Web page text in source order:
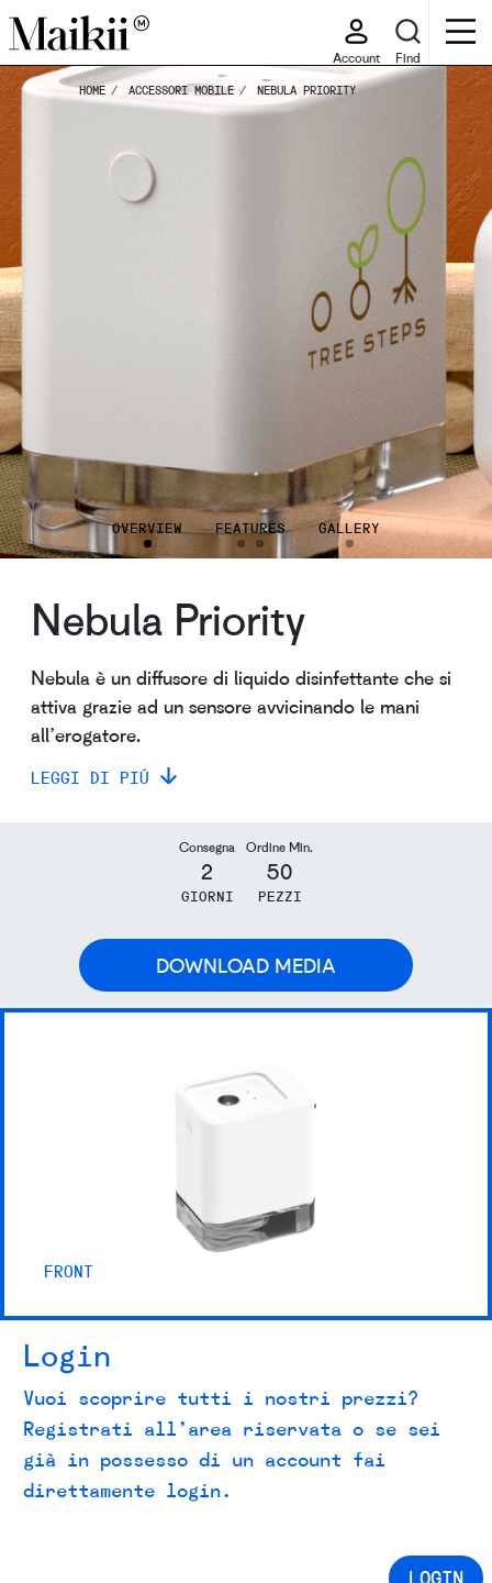
Account Find
Nebula Priority
Nebula è un diffusore di liquido disinfettante che si
attiva grazie ad un sensore avvicinando le mani
all’erogatore.
LEGGI DI PIÚ
HOME ACCESSORI MOBILE NEBULA PRIORITY
OVERVIEW FEATURES GALLERY
Consegna
2
GIORNI
Ordine Min.
50
PEZZI
DOWNLOAD MEDIA
FRONT
Login
Vuoi scoprire tutti i nostri prezzi?
Registrati all’area riservata o se sei
già in possesso di un account fai
direttamente login.
LOGIN